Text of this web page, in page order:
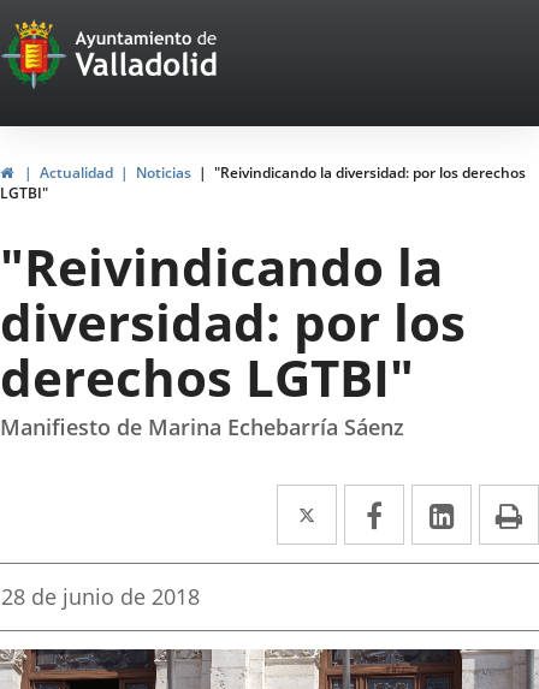
Portal
Web
del
Ayuntamiento
de
Valladolid
InicioActualidad Noticias
"Reivindicando la diversidad: por los derechos
LGTBI"
"Reivindicando la
diversidad: por los
derechos LGTBI"
Manifiesto de Marina Echebarría Sáenz
Twitter
Enlace
a
aplicación
externa.
Facebook
Enlace
a
aplicación
externa.
Enlace
a
Fecha
la
noticia
28 de junio de 2018